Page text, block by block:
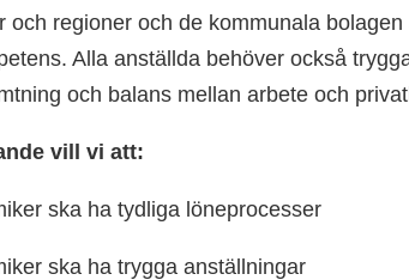
och regioner och de kommunala
Alla anställda behöver också
och balans mellan arbete och
vill vi att:
ska ha tydliga löneprocesser
ska ha trygga anställningar